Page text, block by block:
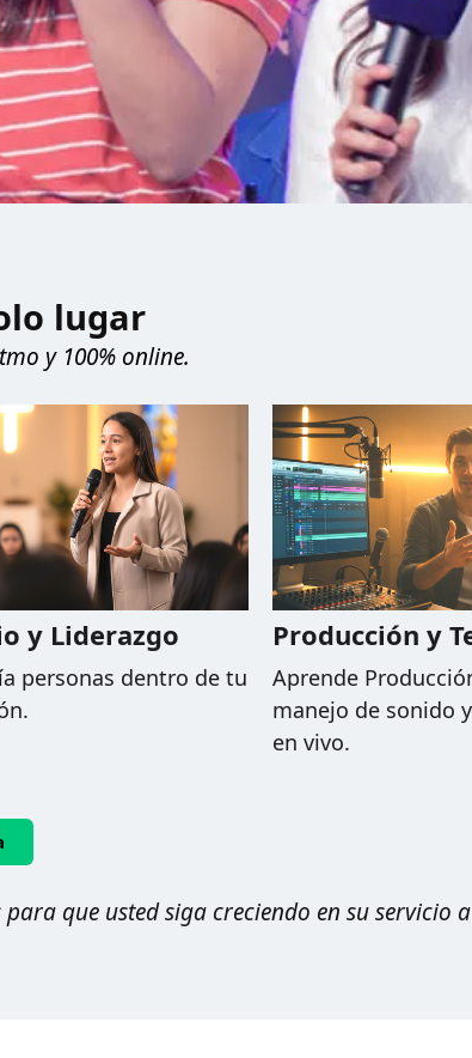
lugar
y 100% online.
y Liderazgo
personas dentro de tu
Producción y
Aprende
manejo de sonido
en vivo.
que usted siga creciendo en su servicio